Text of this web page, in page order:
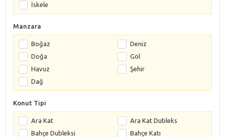
İskele
Manzara
Boğaz
Deniz
Doğa
Göl
Havuz
Şehir
Dağ
Konut Tipi
Ara Kat
Ara Kat Dubleks
Bahçe Dubleksi
Bahçe Katı